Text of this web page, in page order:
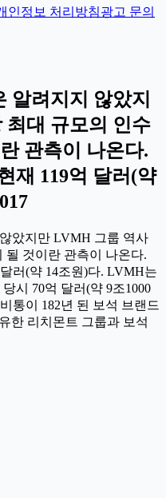
인정보 처리방침광고 문의
알려지지 않았지
대 규모의 인수
관측이 나온다.
재 119억 달러(약
았지만 LVMH 그룹 역사
것이란 관측이 나온다.
러(약 14조원)다. LVMH는
시 70억 달러(약 9조1000
통이 182년 된 보석 브랜드
한 리치몬트 그룹과 보석